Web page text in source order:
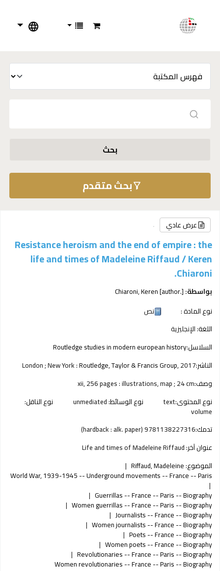
بحث
بحث متقدم
عرض عادي
Resistance heroism and the end of empire : the
life and times of Madeleine Riffaud /Keren
Chiaroni.
بواسطة: Chiaroni, Keren[author.]
نوع المادة :
نص
اللغة:الإنجليزية
السلاسل:Routledge studies in modern european history
الناشر:
London ; New York :Routledge, Taylor & Francis Group,2017
وصف:xii, 256 pages : illustrations, map ; 24 cm
نوع المحتوى:text نوع الوسائط:unmediated نوع الناقل:
volume
تدمك:9781138227316 (hardback : alk. paper)
عنوان آخر:Life and times of Madeleine Riffaud
الموضوع:Riffaud, Madeleine
World War, 1939-1945 -- Underground movements -- France -- Paris
Guerrillas -- France -- Paris -- Biography
Women guerrillas -- France -- Paris -- Biography
Journalists -- France -- Biography
Women journalists -- France -- Biography
Poets -- France -- Biography
Women poets -- France -- Biography
Revolutionaries -- France -- Paris -- Biography
Women revolutionaries -- France -- Paris -- Biography